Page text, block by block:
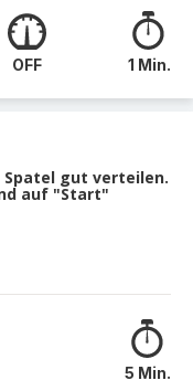
OFF 1 Min.
Spatel gut verteilen.
auf "Start"
5 Min.